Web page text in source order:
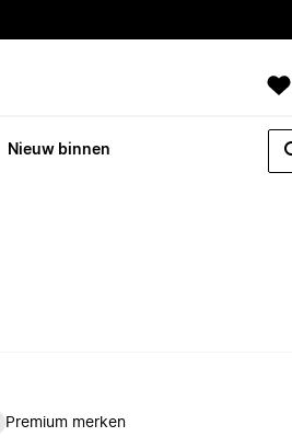
Nieuw binnen
Premium merken